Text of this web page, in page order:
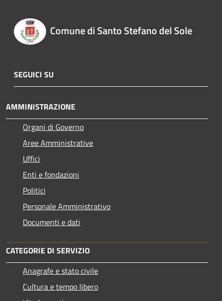
Comune di Santo Stefano del Sole
SEGUICI SU
AMMINISTRAZIONE
Organi di Governo
Aree Amministrative
Uffici
Enti e fondazioni
Politici
Personale Amministrativo
Documenti e dati
CATEGORIE DI SERVIZIO
Anagrafe e stato civile
Cultura e tempo libero